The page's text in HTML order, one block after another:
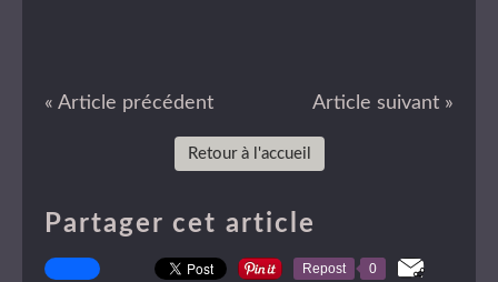
« Article précédent Article suivant »
Retour à l'accueil
Partager cet article
Repost 0